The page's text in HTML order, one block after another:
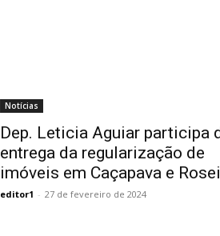
Notícias
Dep. Leticia Aguiar participa
entrega da regularização de
imóveis em Caçapava e
editor1 - 27 de fevereiro de 2024